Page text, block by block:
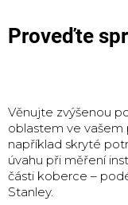
Proveďte
Věnujte zvýšenou
oblastem ve vašem
například skryté
úvahu při měření
části koberce –
Stanley.